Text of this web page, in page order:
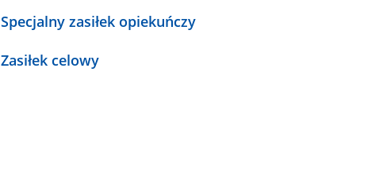
Specjalny zasiłek opiekuńczy
Zasiłek celowy